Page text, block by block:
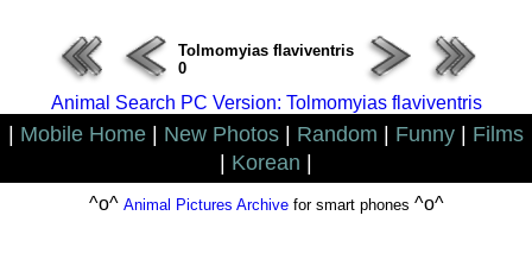
Tolmomyias flaviventris
0
Animal Search PC Version: Tolmomyias flaviventris
Mobile Home New Photos Random Funny
Films
Korean
^o^ Animal Pictures Archivefor smart phones ^o^